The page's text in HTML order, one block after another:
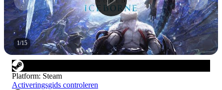
1/15
Platform: Steam
Activeringsgids controleren